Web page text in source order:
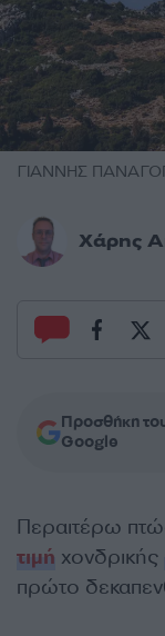
ΓΙΑΝΝΗΣ
Χάρης
Προσθήκη
Google
Περαιτέρω
τιμή χονδρικής
πρώτο